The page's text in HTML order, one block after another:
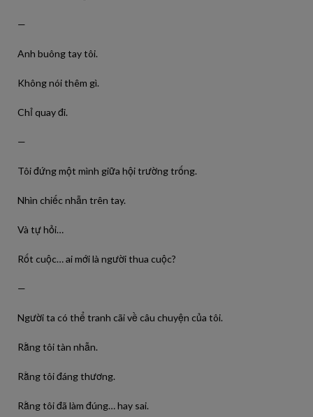
—
Anh buông tay tôi.
Không nói thêm gì.
Chỉ quay đi.
—
Tôi đứng một mình giữa hội trường trống.
Nhìn chiếc nhẫn trên tay.
Và tự hỏi…
Rốt cuộc… ai mới là người thua cuộc?
—
Người ta có thể tranh cãi về câu chuyện của tôi.
Rằng tôi tàn nhẫn.
Rằng tôi đáng thương.
Rằng tôi đã làm đúng… hay sai.